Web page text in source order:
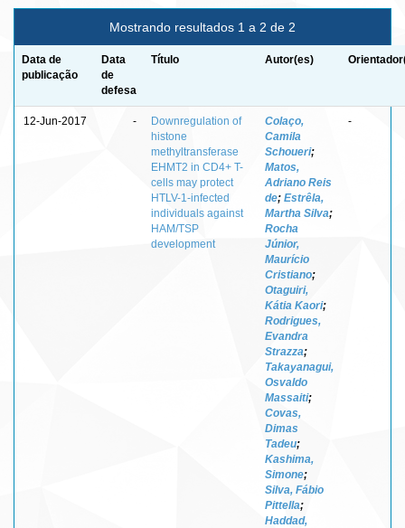
Mostrando resultados 1 a 2 de 2
Data de
publicação
Data
de
defesa
Título Autor(es)
12-Jun-2017 -
Downregulation of
histone
methyltransferase
EHMT2 in CD4+ T-
cells may protect
HTLV-1-infected
individuals against
HAM/TSP
development
Colaço,
Camila
Schoueri;
Matos,
Adriano Reis
de; Estrêla,
Martha Silva;
Rocha
Júnior,
Maurício
Cristiano;
Otaguiri,
Kátia Kaori;
Rodrigues,
Evandra
Strazza;
Takayanagui,
Osvaldo
Massaiti;
Covas,
Dimas
Tadeu;
Kashima,
Simone;
Silva, Fábio
Pittella;
Haddad,
-